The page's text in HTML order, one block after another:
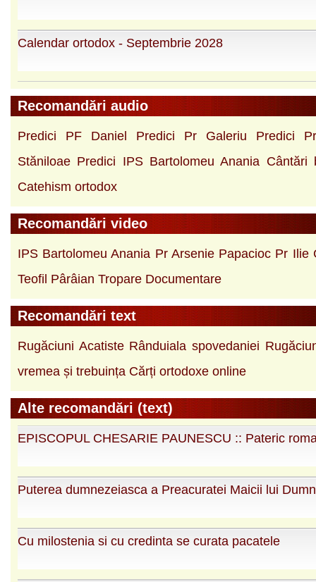
Calendar ortodox - Septembrie 2028
Recomandări audio
Predici PF Daniel Predici Pr Galeriu
Predici
Stăniloae Predici IPS Bartolomeu Anania Cântări
Catehism ortodox
Recomandări video
IPS Bartolomeu Anania Pr Arsenie Papacioc Pr Ilie
Teofil Pârâian Tropare Documentare
Recomandări text
Rugăciuni Acatiste Rânduiala spovedaniei
vremea și trebuința Cărți ortodoxe online
Alte recomandări (text)
EPISCOPUL CHESARIE PAUNESCU :: Pateric
Puterea dumnezeiasca a Preacuratei Maicii lui
Cu milostenia si cu credinta se curata pacatele